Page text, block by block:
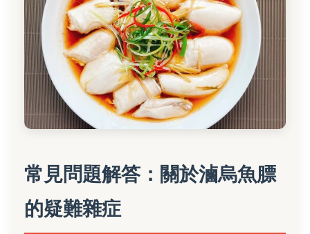
常見問題解答：關於滷烏魚膘
的疑難雜症